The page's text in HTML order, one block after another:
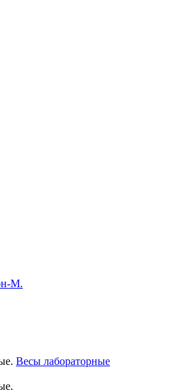
Весы лабораторные